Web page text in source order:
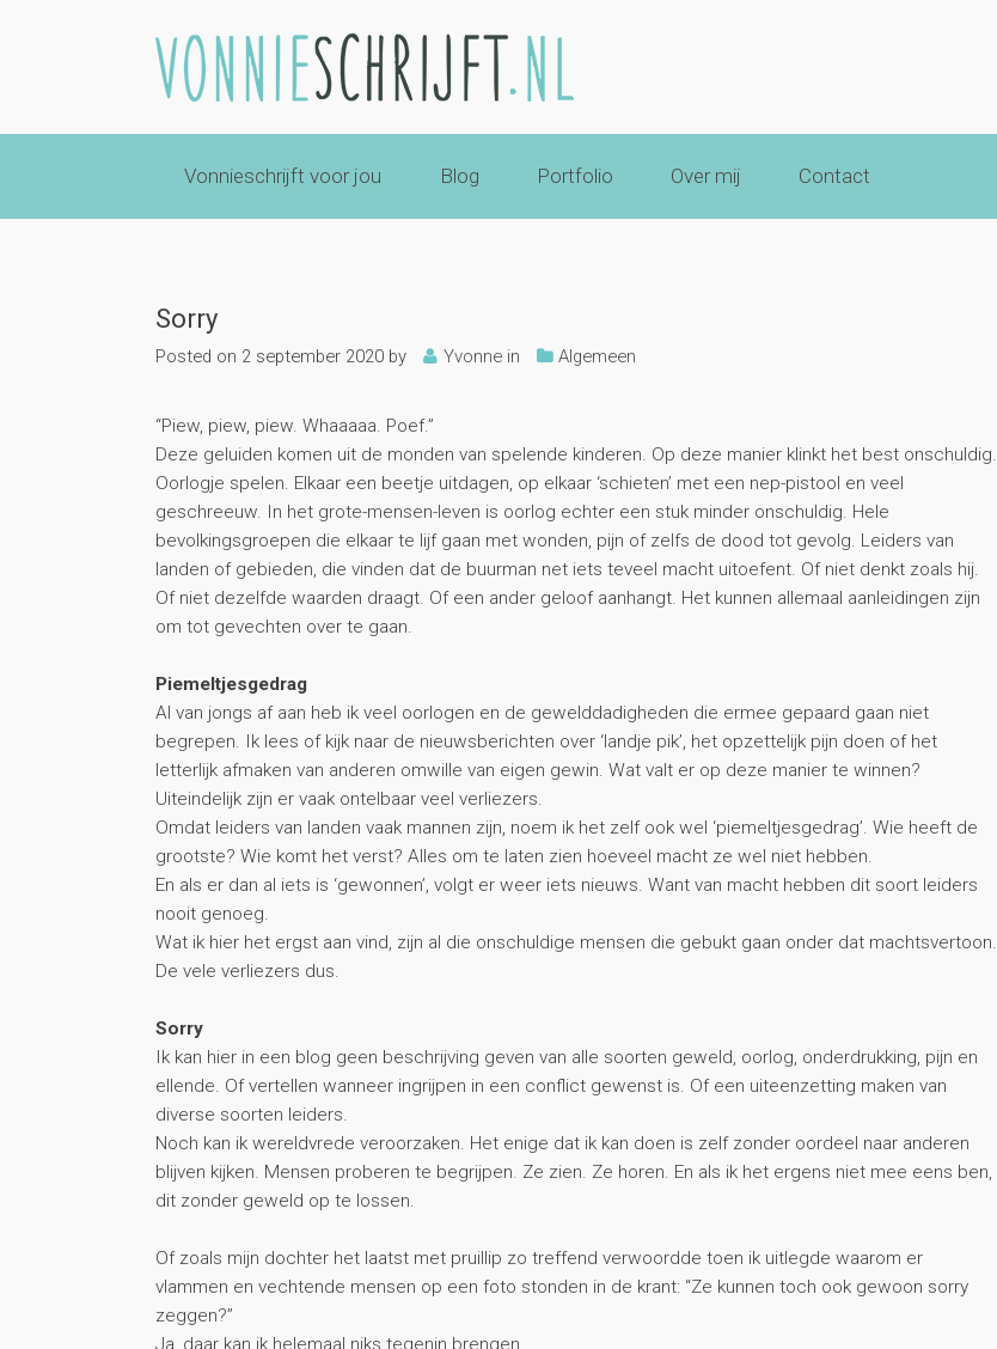
Vonnieschrijft voor jou Blog Portfolio Over mij Contact
Sorry
Posted on 2 september 2020 by Yvonne in Algemeen
“Piew, piew, piew. Whaaaaa. Poef.”
Deze geluiden komen uit de monden van spelende kinderen. Op deze manier klinkt het best onschuldig.
Oorlogje spelen. Elkaar een beetje uitdagen, op elkaar ‘schieten’ met een nep-pistool en veel
geschreeuw. In het grote-mensen-leven is oorlog echter een stuk minder onschuldig. Hele
bevolkingsgroepen die elkaar te lijf gaan met wonden, pijn of zelfs de dood tot gevolg. Leiders van
landen of gebieden, die vinden dat de buurman net iets teveel macht uitoefent. Of niet denkt zoals hij.
Of niet dezelfde waarden draagt. Of een ander geloof aanhangt. Het kunnen allemaal aanleidingen zijn
om tot gevechten over te gaan.
Piemeltjesgedrag
Al van jongs af aan heb ik veel oorlogen en de gewelddadigheden die ermee gepaard gaan niet
begrepen. Ik lees of kijk naar de nieuwsberichten over ‘landje pik’, het opzettelijk pijn doen of het
letterlijk afmaken van anderen omwille van eigen gewin. Wat valt er op deze manier te winnen?
Uiteindelijk zijn er vaak ontelbaar veel verliezers.
Omdat leiders van landen vaak mannen zijn, noem ik het zelf ook wel ‘piemeltjesgedrag’. Wie heeft de
grootste? Wie komt het verst? Alles om te laten zien hoeveel macht ze wel niet hebben.
En als er dan al iets is ‘gewonnen’, volgt er weer iets nieuws. Want van macht hebben dit soort leiders
nooit genoeg.
Wat ik hier het ergst aan vind, zijn al die onschuldige mensen die gebukt gaan onder dat machtsvertoon.
De vele verliezers dus.
Sorry
Ik kan hier in een blog geen beschrijving geven van alle soorten geweld, oorlog, onderdrukking, pijn en
ellende. Of vertellen wanneer ingrijpen in een conflict gewenst is. Of een uiteenzetting maken van
diverse soorten leiders.
Noch kan ik wereldvrede veroorzaken. Het enige dat ik kan doen is zelf zonder oordeel naar anderen
blijven kijken. Mensen proberen te begrijpen. Ze zien. Ze horen. En als ik het ergens niet mee eens ben,
dit zonder geweld op te lossen.
Of zoals mijn dochter het laatst met pruillip zo treffend verwoordde toen ik uitlegde waarom er
vlammen en vechtende mensen op een foto stonden in de krant: “Ze kunnen toch ook gewoon sorry
zeggen?”
Ja, daar kan ik helemaal niks tegenin brengen.